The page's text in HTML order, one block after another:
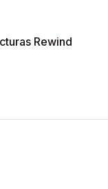
Rewind